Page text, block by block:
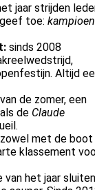
jaar strijden
toe: kampioen
sinds 2008
Altijd
de zomer, een
de Claude
met de boot
klassement
van het jaar sluiten